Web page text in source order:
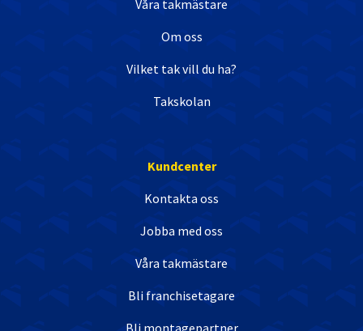
Våra takmästare
Om oss
Vilket tak vill du ha?
Takskolan
Kundcenter
Kontakta oss
Jobba med oss
Våra takmästare
Bli franchisetagare